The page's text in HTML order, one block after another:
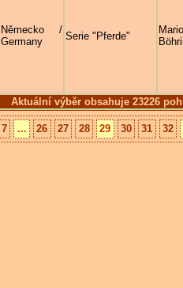
Aktuální výběr obsahuje 23226
Německo /
Germany
Serie "Pferde"
7 ... 26 27 28 29 30 31 32